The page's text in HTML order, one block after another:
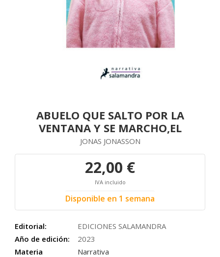
ABUELO QUE SALTO POR LA
VENTANA Y SE MARCHO,EL
JONAS JONASSON
22,00 €
IVA incluido
Disponible en 1 semana
Editorial:
EDICIONES SALAMANDRA
Año de edición:
2023
Materia
Narrativa